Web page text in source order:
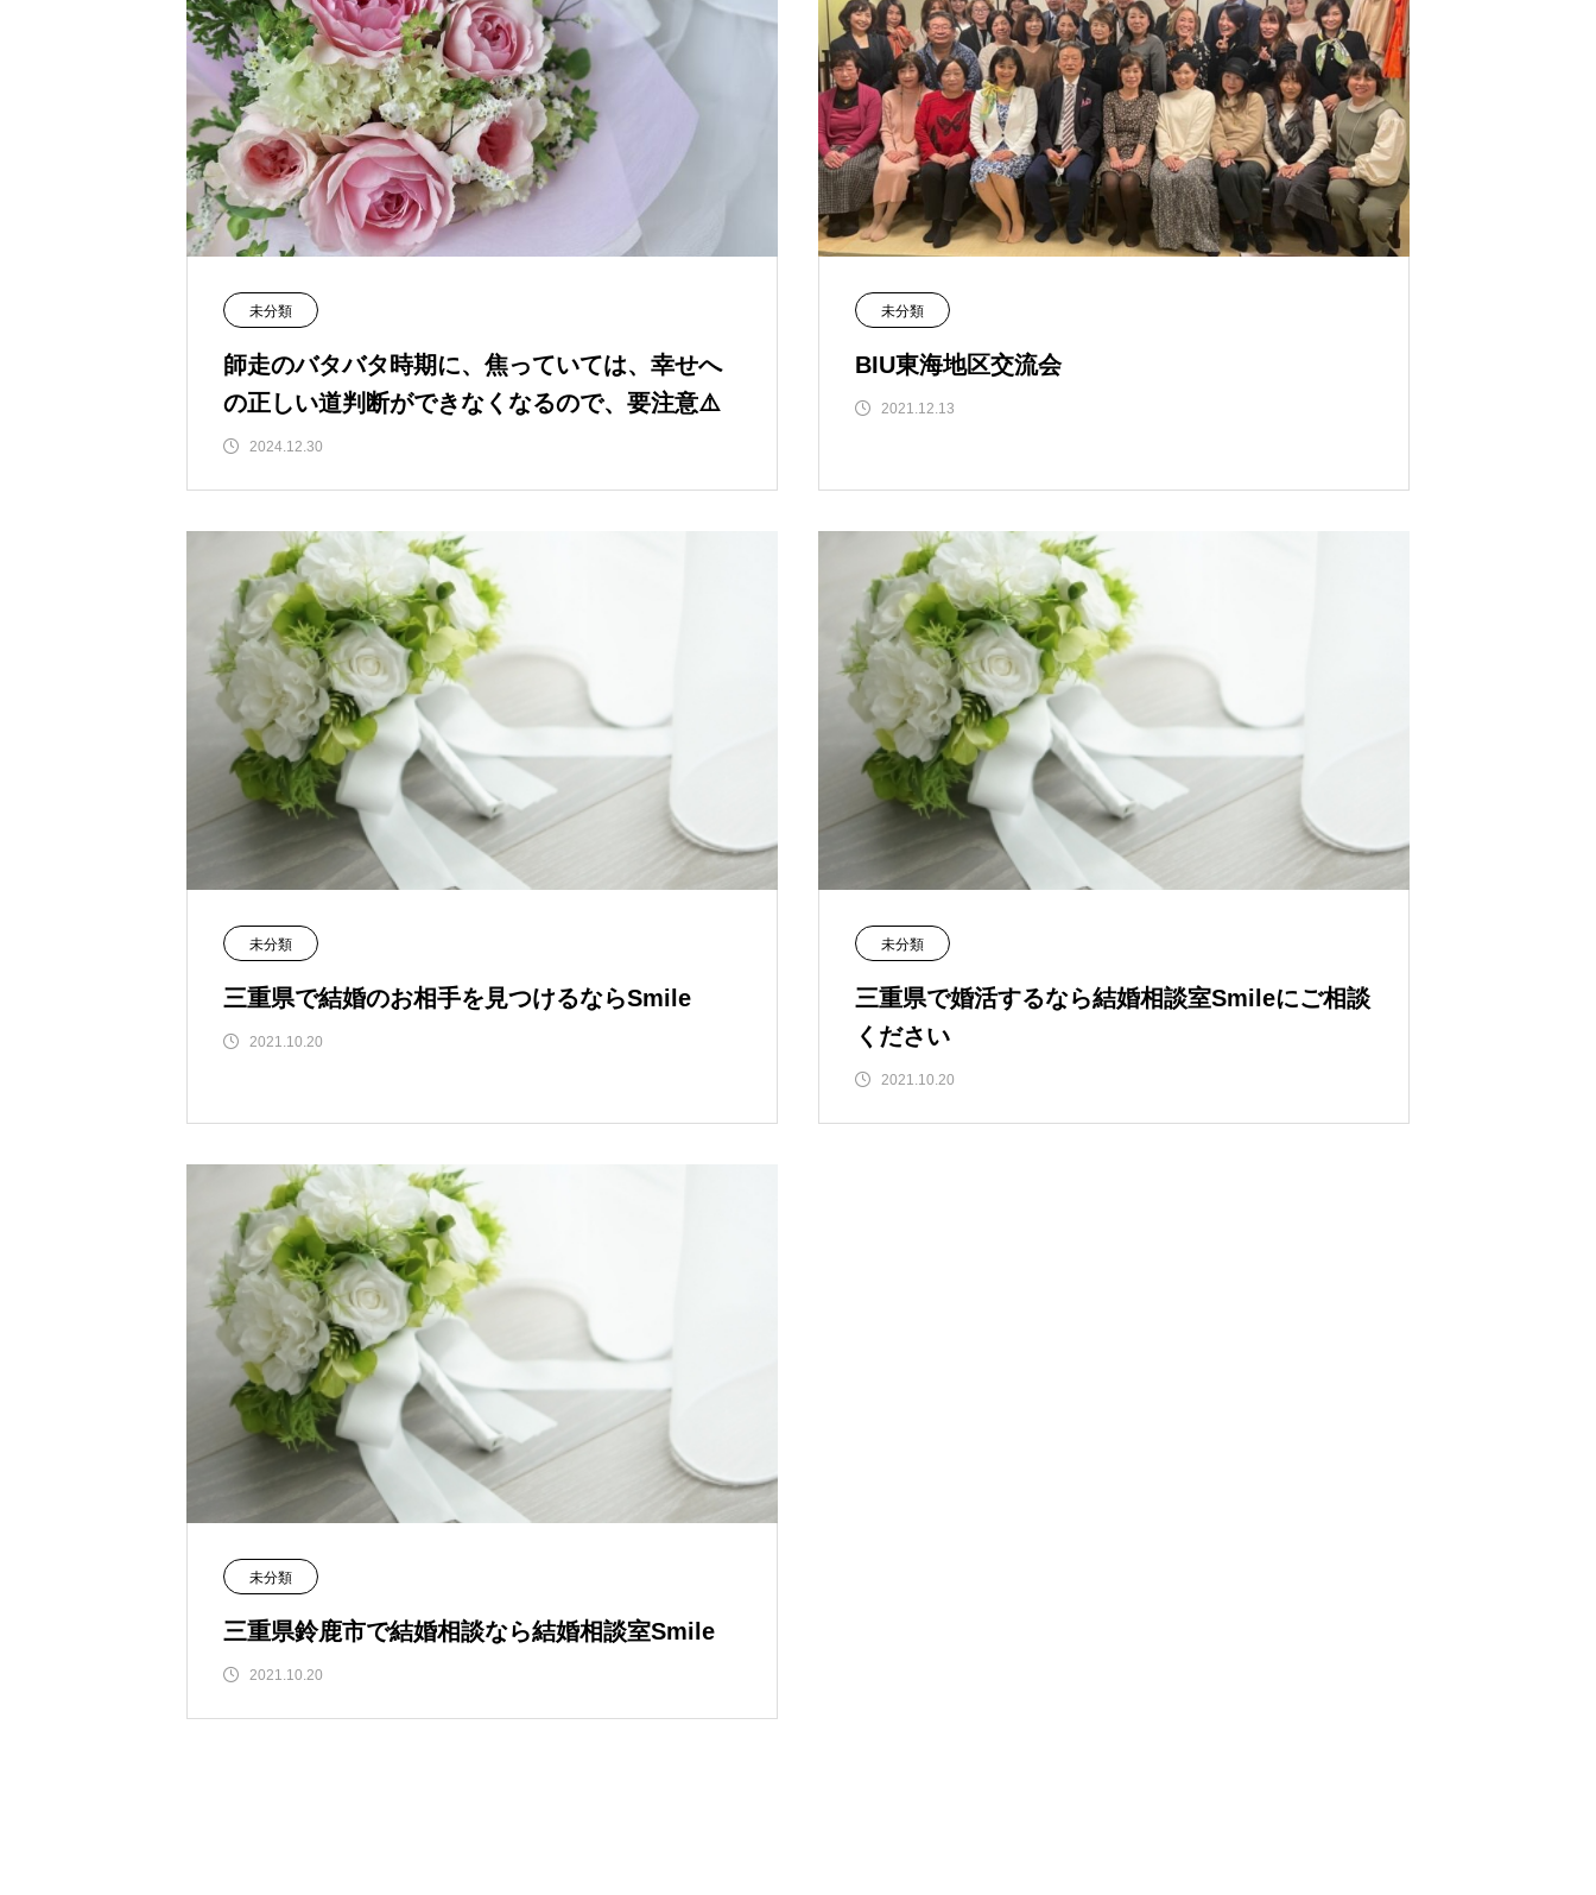
未分類
師走のバタバタ時期に、焦っていては、幸せへ
の正しい道判断ができなくなるので、要注意⚠️
2024.12.30
未分類
BIU東海地区交流会
2021.12.13
未分類
三重県で結婚のお相手を見つけるならSmile
2021.10.20
未分類
三重県で婚活するなら結婚相談室Smileにご相談
ください
2021.10.20
未分類
三重県鈴鹿市で結婚相談なら結婚相談室Smile
2021.10.20